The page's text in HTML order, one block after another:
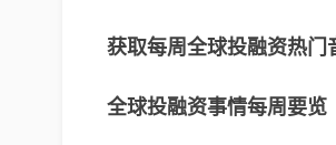
获取每周全球投融资热门
全球投融资事情每周要览